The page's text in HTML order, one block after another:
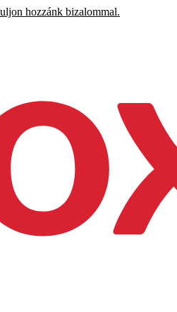
hozzánk bizalommal.